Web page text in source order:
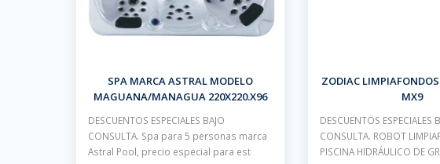
SPA MARCA ASTRAL MODELO
MAGUANA/MANAGUA 220X220.X96
CON ESCALERA Y CUBIERTA
DESCUENTOS ESPECIALES BAJO
CONSULTA. Spa para 5 personas marca
Astral Pool, precio especial para est
ZODIAC
MX9
DESCUENTOS ESPECIALES
CONSULTA. ROBOT
PISCINA HIDRÁULICO DE